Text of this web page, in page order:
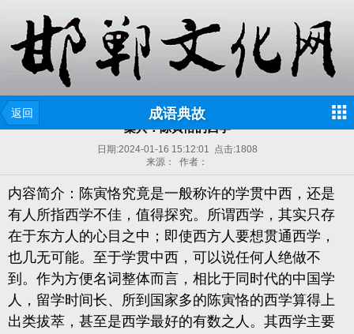
返回 成语典故
桑兵：陈寅恪的西学
日期:2024-01-16 15:12:01 点击:1808
来源： 作者：
内容简介：陈寅恪究竟是一般称许的学贯中西，还是
有人所指西学不佳，值得探究。所谓西学，其实只存
在于东方人的心目之中；即使西方人要想贯通西学，
也几无可能。至于学贯中西，可以说任何人绝做不
到。作为方便名词整体而言，相比于同时代的中国学
人，留学时间长、所到国家多的陈寅恪的西学算得上
出类拔萃，甚至是西学最好的有数之人。其西学主要